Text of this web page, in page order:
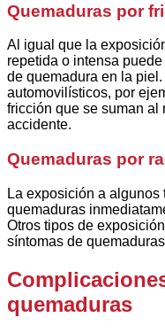
Quemaduras por
Al igual que la
repetida o intensa
de quemadura en la
automovilísticos, por
fricción que se suman al
accidente.
Quemaduras por
La exposición a
quemaduras
Otros tipos de
síntomas de
quemaduras